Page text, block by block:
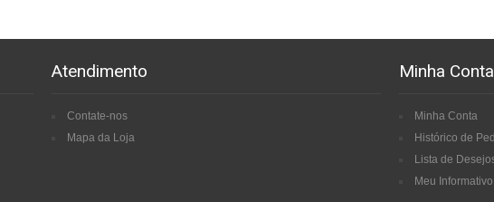
Atendimento
Contate-nos
Mapa da Loja
Minha Conta
Minha Conta
Histórico de
Lista de
Meu Informativo